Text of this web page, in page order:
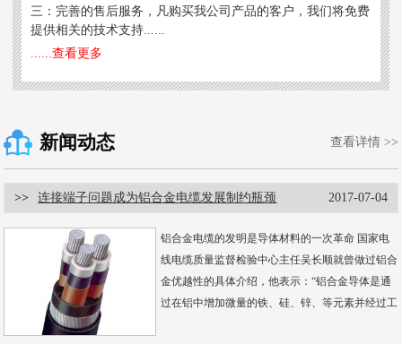
三：完善的售后服务，凡购买我公司产品的客户，我们将免费
提供相关的技术支持......
......查看更多
新闻动态 查看详情 >>
>> 连接端子问题成为铝合金电缆发展制约瓶颈 2017-07-04
铝合金电缆的发明是导体材料的一次革命 国家电
线电缆质量监督检验中心主任吴长顺就曾做过铝合
金优越性的具体介绍，他表示：“铝合金导体是通
过在铝中增加微量的铁、硅、锌、等元素并经过工